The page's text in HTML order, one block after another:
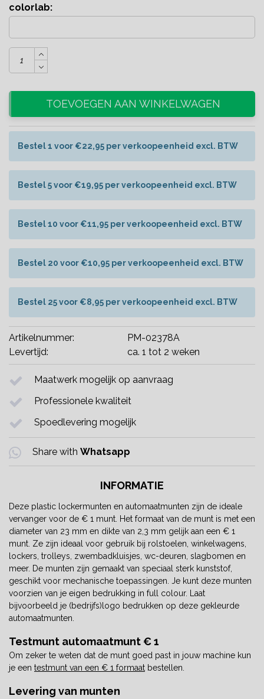
colorlab:
TOEVOEGEN AAN WINKELWAGEN
Bestel 1 voor €22,95 per verkoopeenheid excl. BTW
Bestel 5 voor €19,95 per verkoopeenheid excl. BTW
Bestel 10 voor €11,95 per verkoopeenheid excl. BTW
Bestel 20 voor €10,95 per verkoopeenheid excl. BTW
Bestel 25 voor €8,95 per verkoopeenheid excl. BTW
Artikelnummer:
PM-02378A
Levertijd:
ca. 1 tot 2 weken
Maatwerk mogelijk op aanvraag
Professionele kwaliteit
Spoedlevering mogelijk
Share with Whatsapp
INFORMATIE
Deze plastic lockermunten en automaatmunten zijn de ideale
vervanger voor de € 1 munt. Het formaat van de munt is met een
diameter van 23 mm en dikte van 2,3 mm gelijk aan een € 1
munt. Ze zijn ideaal voor gebruik bij rolstoelen, winkelwagens,
lockers, trolleys, zwembadkluisjes, wc-deuren, slagbomen en
meer. De munten zijn gemaakt van speciaal sterk kunststof,
geschikt voor mechanische toepassingen. Je kunt deze munten
voorzien van je eigen bedrukking in full colour. Laat
bijvoorbeeld je (bedrijfs)logo bedrukken op deze gekleurde
automaatmunten.
Testmunt automaatmunt € 1
Om zeker te weten dat de munt goed past in jouw machine kun
je een testmunt van een € 1 formaat bestellen.
Levering van munten